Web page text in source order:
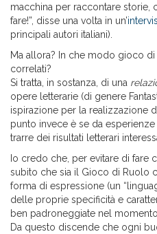
macchina per raccontare
fare!”, disse una volta in un’
principali autori italiani).
Ma allora? In che modo gioco
correlati?
Si tratta, in sostanza, di una
opere letterarie (di genere
ispirazione per la realizzazione
punto invece è se da
trarre dei risultati letterari
Io credo che, per evitare di fare
subito che sia il Gioco di Ruolo
forma di espressione (un
delle proprie specificità e
ben padroneggiate nel momento
Da questo discende che ogni